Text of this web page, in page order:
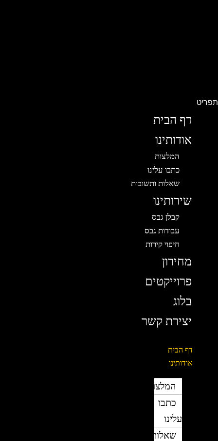
דף הבית
אודותינו
המלצות
כתבו עלינו
שאלות ותשובות
שירותינו
קבלן גבס
עבודות גבס
חיפוי קירות
מחירון
פרוייקטים
בלוג
יצירת קשר
דף הבית
אודותינו
המלצות
כתבו
עלינו
שאלות